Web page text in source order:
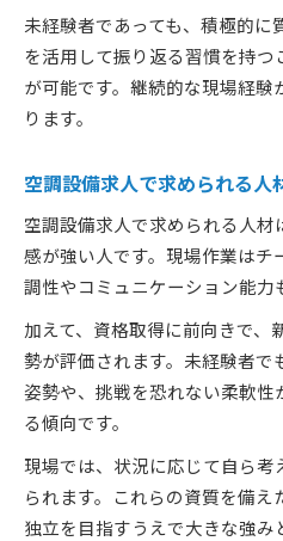
未経験者であっても、積極的に
を活用して振り返る習慣を持
が可能です。継続的な現場経験
ります。
空調設備求人で求められる人
空調設備求人で求められる人
感が強い人です。現場作業は
調性やコミュニケーション能力
加えて、資格取得に前向きで、
勢が評価されます。未経験者で
姿勢や、挑戦を恐れない柔軟
る傾向です。
現場では、状況に応じて自ら考
られます。これらの資質を備
独立を目指すうえで大きな強み